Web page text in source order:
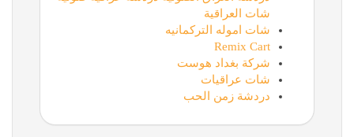
شات العراقية
شات اموله التركمانيه
Remix Cart
شركة بغداد هوست
شات عراقيات
دردشة زمن الحب